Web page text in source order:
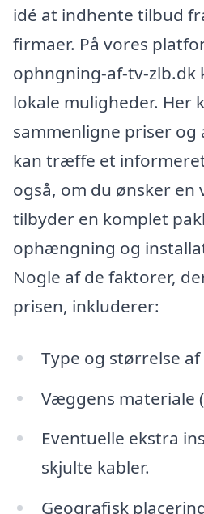
idé at indhente tilbud
firmaer. På vores
ophngning-af-tv-zlb.dk
lokale muligheder. Her
sammenligne priser og
kan træffe et
også, om du ønsker en
tilbyder en komplet
ophængning og
Nogle af de faktorer,
prisen, inkluderer:
Type og størrelse af
Væggens materiale
Eventuelle ekstra
skjulte kabler.
Geografisk